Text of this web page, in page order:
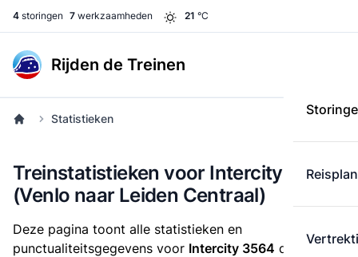
4 storingen 7 werkzaamheden 21 °C
Rijden de Treinen
Statistieken
Treinstatistieken voor Intercity 3564
(Venlo naar Leiden Centraal)
Deze pagina toont alle statistieken en
punctualiteitsgegevens voor Intercity 3564 die
van